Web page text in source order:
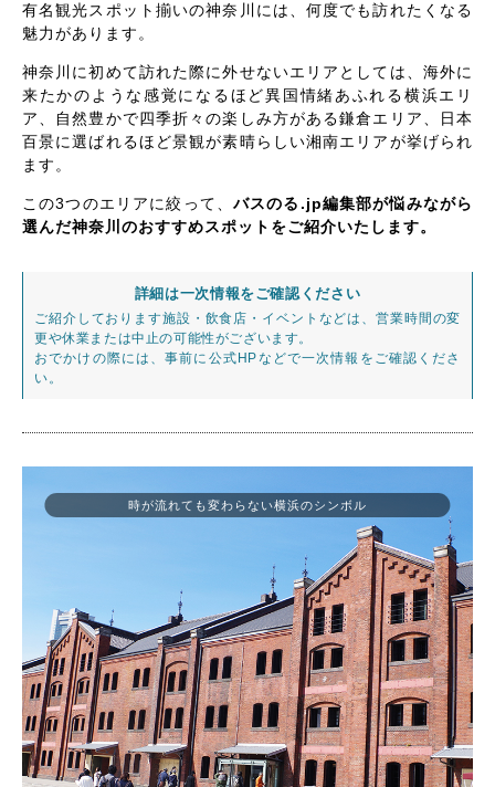
有名観光スポット揃いの神奈川には、何度でも訪れたくなる
魅力があります。
神奈川に初めて訪れた際に外せないエリアとしては、海外に
来たかのような感覚になるほど異国情緒あふれる横浜エリ
ア、自然豊かで四季折々の楽しみ方がある鎌倉エリア、日本
百景に選ばれるほど景観が素晴らしい湘南エリアが挙げられ
ます。
この3つのエリアに絞って、 バスのる.jp編集部が悩みながら
選んだ神奈川のおすすめスポットをご紹介いたします。
詳細は一次情報をご確認ください
ご紹介しております施設・飲食店・イベントなどは、営業時間の変
更や休業または中止の可能性がございます。
おでかけの際には、事前に公式HPなどで一次情報をご確認くださ
い。
時が流れても変わらない横浜のシンボル